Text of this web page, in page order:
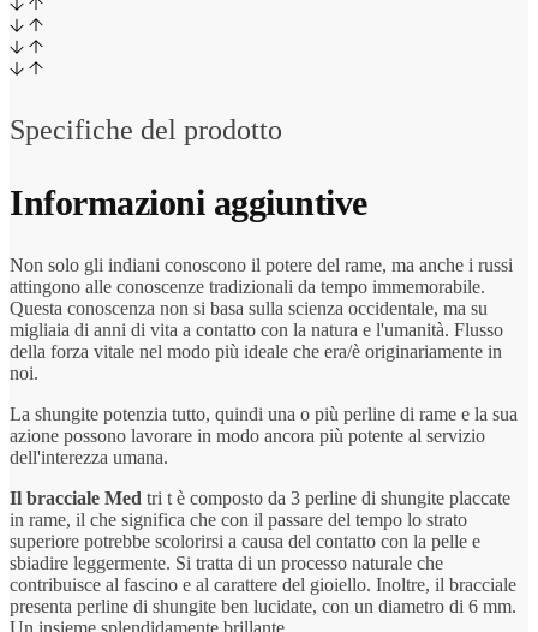
Specifiche del prodotto
Informazioni aggiuntive
Non solo gli indiani conoscono il potere del rame, ma anche i russi
attingono alle conoscenze tradizionali da tempo immemorabile.
Questa conoscenza non si basa sulla scienza occidentale, ma su
migliaia di anni di vita a contatto con la natura e l'umanità. Flusso
della forza vitale nel modo più ideale che era/è originariamente in
noi.
La shungite potenzia tutto, quindi una o più perline di rame e la sua
azione possono lavorare in modo ancora più potente al servizio
dell'interezza umana.
Il bracciale Med tri t è composto da 3 perline di shungite placcate
in rame, il che significa che con il passare del tempo lo strato
superiore potrebbe scolorirsi a causa del contatto con la pelle e
sbiadire leggermente. Si tratta di un processo naturale che
contribuisce al fascino e al carattere del gioiello. Inoltre, il bracciale
presenta perline di shungite ben lucidate, con un diametro di 6 mm.
Un insieme splendidamente brillante.